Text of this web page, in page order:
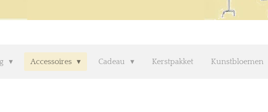
Accessoires Cadeau Kerstpakket Kunstbloemen